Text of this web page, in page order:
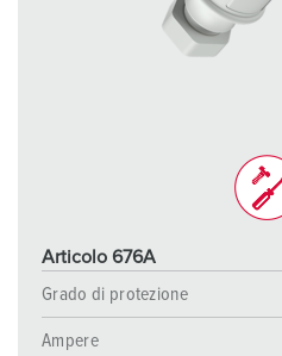
Articolo 676A
Grado di protezione
Ampere